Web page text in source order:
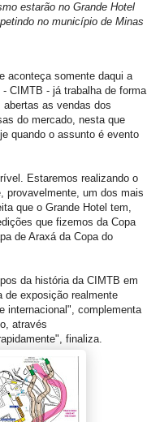
estarão no Grande Hotel
no município de Minas
aconteça somente daqui a
CIMTB - já trabalha de forma
as vendas dos
do mercado, nesta que
quando o assunto é evento
Estaremos realizando o
provavelmente, um dos mais
que o Grande Hotel tem,
que fizemos da Copa
de Araxá da Copa do
da história da CIMTB em
exposição realmente
internacional", complementa
através
finaliza.